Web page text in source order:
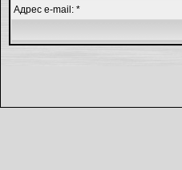
Адрес e-mail: *